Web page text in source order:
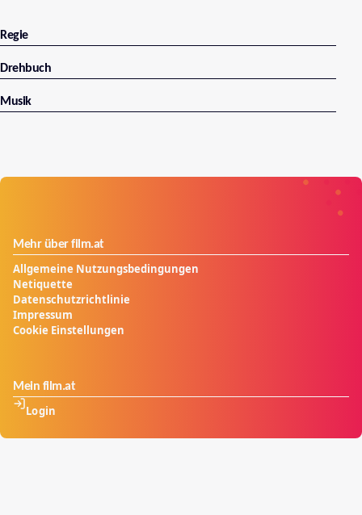
und ermordet diese auf bestialische Weise, um ihre
Bluttaten anschließend im Internet zu veröffentlichen.
Ihren Opfern geben sie dabei stets den Namen Kristy.
ihr Hochgefühl in nackte Panik um und sie flüchtet
Regie
Drehbuch
Musik
Mehr über film.at
Allgemeine Nutzungsbedingungen
Netiquette
Datenschutzrichtlinie
Impressum
Cookie Einstellungen
Mein film.at
Login